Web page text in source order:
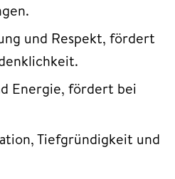
und Respekt, fördert
Energie, fördert bei
Tiefgründigkeit und